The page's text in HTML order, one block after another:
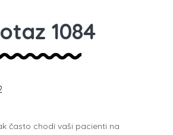
1084
často chodí vaši pacienti na